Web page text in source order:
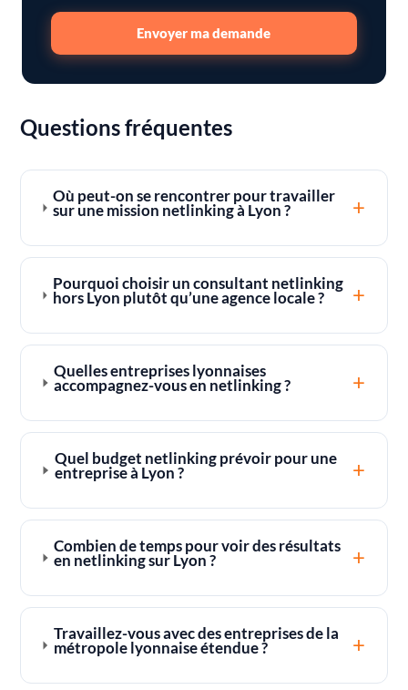
Envoyer ma demande
Questions fréquentes
Où peut-on se rencontrer pour travailler
sur une mission netlinking à Lyon ? +
Pourquoi choisir un consultant netlinking
hors Lyon plutôt qu’une agence locale ? +
Quelles entreprises lyonnaises
accompagnez-vous en netlinking ? +
Quel budget netlinking prévoir pour une
entreprise à Lyon ? +
Combien de temps pour voir des résultats
en netlinking sur Lyon ? +
Travaillez-vous avec des entreprises de la
métropole lyonnaise étendue ? +